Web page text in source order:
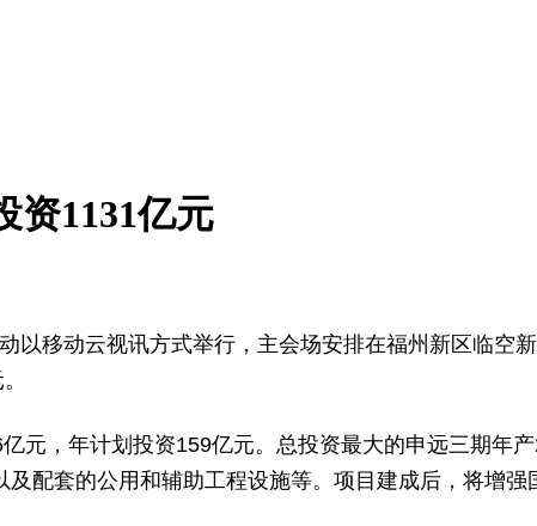
资1131亿元
以移动云视讯方式举行，主会场安排在福州新区临空
元，年计划投资159亿元。总投资最大的申远三期年
配套的公用和辅助工程设施等。项目建成后，将增强